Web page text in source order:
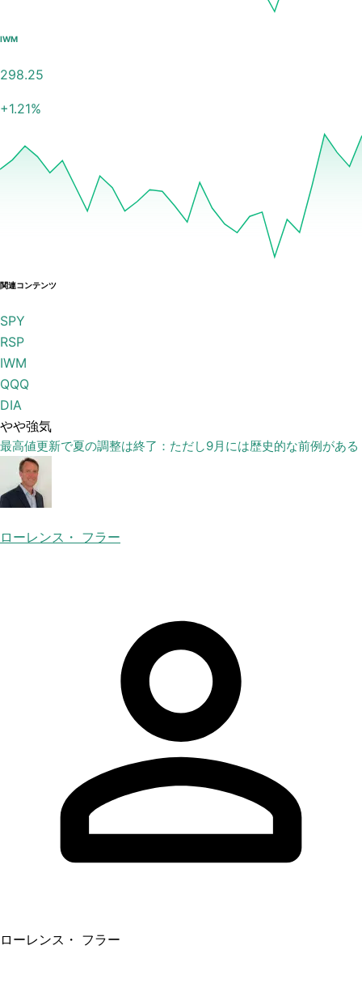
IWM
298.25
+1.21%
関連コンテンツ
SPY
RSP
IWM
QQQ
DIA
やや強気
最高値更新で夏の調整は終了：ただし9月には歴史的な前例がある
ローレンス・ フラー
ローレンス・ フラー